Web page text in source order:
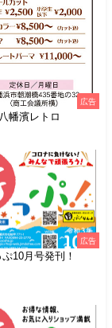
広告
幡濱レトロ
広告
10月号発刊！